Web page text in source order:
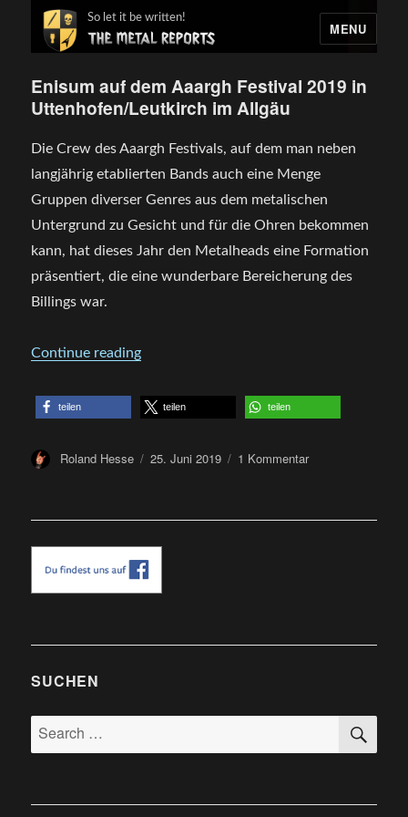
MENU
So let it be written!
Enisum auf dem Aaargh Festival 2019 in
Uttenhofen/Leutkirch im Allgäu
Die Crew des Aaargh Festivals, auf dem man neben
langjährig etablierten Bands auch eine Menge
Gruppen diverser Genres aus dem metalischen
Untergrund zu Gesicht und für die Ohren bekommen
kann, hat dieses Jahr den Metalheads eine Formation
präsentiert, die eine wunderbare Bereicherung des
Billings war.
Continue reading„Enisum auf dem Aaargh Festival 2019
teilen teilen teilen
Author
Roland Hesse
Posted
25. Juni 2019 1 Kommentarzu
Allgäu
SUCHEN
Search
for: